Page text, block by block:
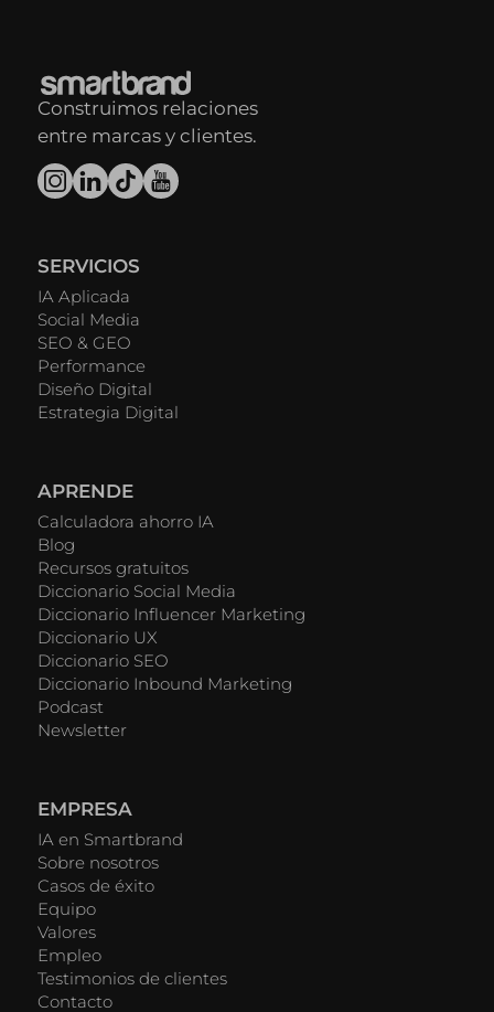
Construimos relaciones
entre marcas y clientes.
SERVICIOS
IA Aplicada
Social Media
SEO & GEO
Performance
Diseño Digital
Estrategia Digital
APRENDE
Calculadora ahorro IA
Blog
Recursos gratuitos
Diccionario Social Media
Diccionario Influencer Marketing
Diccionario UX
Diccionario SEO
Diccionario Inbound Marketing
Podcast
Newsletter
EMPRESA
IA en Smartbrand
Sobre nosotros
Casos de éxito
Equipo
Valores
Empleo
Testimonios de clientes
Contacto